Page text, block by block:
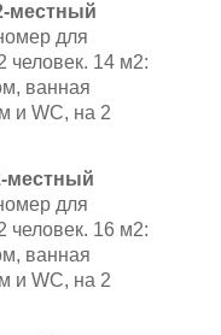
местный
для
человек. 14 м2:
ванная
и WC, на 2
местный
для
человек. 16 м2:
ванная
и WC, на 2